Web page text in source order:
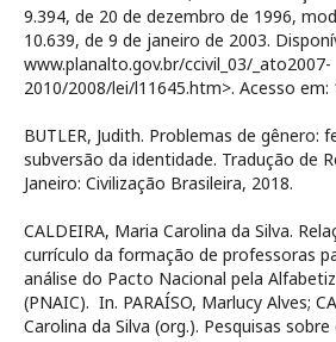
9.394, de 20 de dezembro de 1996,
10.639, de 9 de janeiro de 2003.
www.planalto.gov.br/ccivil_03/_ato2007-
2010/2008/lei/l11645.htm>. Acesso em:
BUTLER, Judith. Problemas de gênero:
subversão da identidade. Tradução de
Janeiro: Civilização Brasileira, 2018.
CALDEIRA, Maria Carolina da Silva.
currículo da formação de professoras
análise do Pacto Nacional pela
(PNAIC). In. PARAÍSO, Marlucy Alves;
Carolina da Silva (org.). Pesquisas